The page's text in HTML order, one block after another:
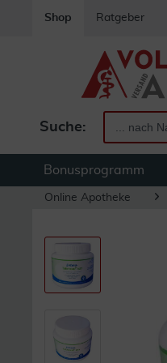
Shop Ratgeber
Suche:
Bonusprogramm
Online Apotheke